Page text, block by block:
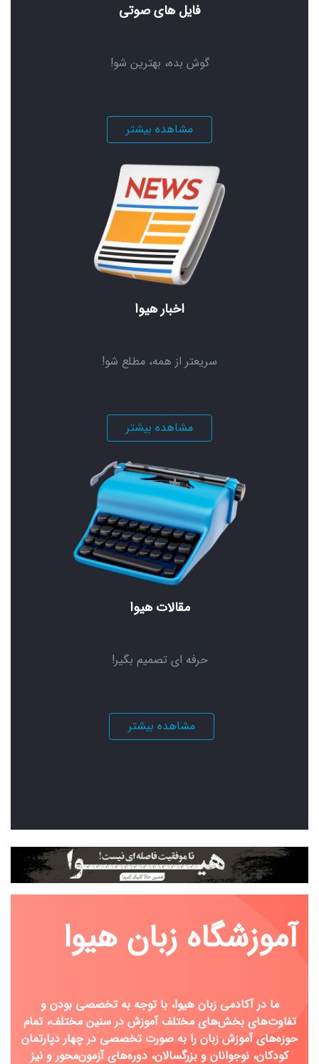
فایل های صوتی
گوش بده، بهترین شو!
مشاهده بیشتر
اخبار هیوا
سریعتر از همه، مطلع شو!
مشاهده بیشتر
مقالات هیوا
حرفه ای تصمیم بگیر!
مشاهده بیشتر
آموزشگاه زبان هیوا
ما در آکادمی زبان هیوا، با توجه به تخصصی بودن و
تفاوت‌های بخش‌های مختلف آموزش در سنین مختلف، تمام
حوزه‌های آموزش زبان را به‌ صورت تخصصی در چهار دپارتمان
کودکان، نوجوانان و بزرگسالان، دوره‌های آزمون‌محور و نیز